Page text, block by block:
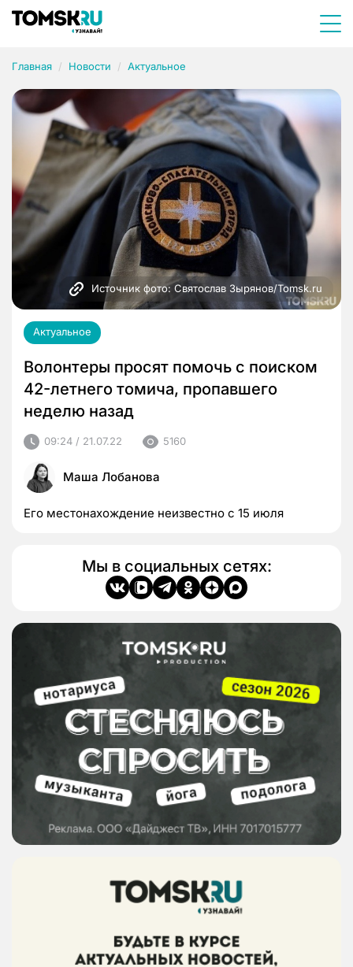
Главная Новости Актуальное
Источник фото: Святослав Зырянов/Tomsk.ru
Актуальное
Волонтеры просят помочь с поиском
42-летнего томича, пропавшего
неделю назад
09:24 / 21.07.22 5160
Маша Лобанова
Его местонахождение неизвестно с 15 июля
Мы в социальных сетях: